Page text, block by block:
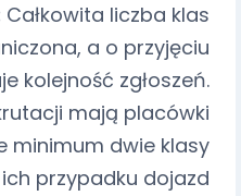
Całkowita liczba klas
a o przyjęciu
kolejność zgłoszeń.
mają placówki
minimum dwie klasy
przypadku dojazd